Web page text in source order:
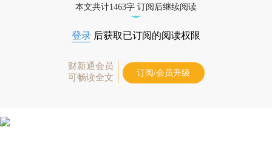
本文共计1463字 订阅后继续阅读
登录 后获取已订阅的阅读权限
财新通会员
可畅读全文
订阅/会员升级